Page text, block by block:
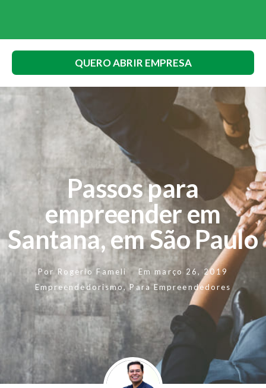
QUERO ABRIR EMPRESA
Passos para
empreender em
Santana, em São Paulo
PorRogerio Fameli Em março 26, 2019
Empreendedorismo,Para Empreendedores